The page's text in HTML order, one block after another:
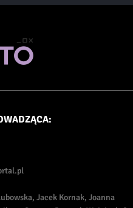
Jacek Kornak, Joanna